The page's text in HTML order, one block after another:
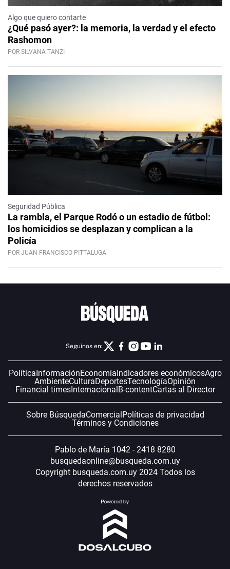
Algo que quiero contarte
¿Qué pasó ayer?: la memoria, la verdad y el efecto
Rashomon
POR SILVANA TANZI
Seguridad Pública
La rambla, el Parque Rodó o un estadio de fútbol:
los homicidios se desplazan y complican a la
Policía
POR JUAN FRANCISCO PITTALUGA
Seguinos en:
Política InformaciónEconomía Indicadores económicosAgro
AmbienteCulturaDeportesTecnologíaOpinión
Financial timesInternacional B-contentCartas al Director
Sobre BúsquedaComercial Políticas de privacidad
Términos y Condiciones
Pablo de María 1042 - 2418 8280
busquedaonline@busqueda.com.uy
Copyright busqueda.com.uy 2024 Todos los
derechos reservados